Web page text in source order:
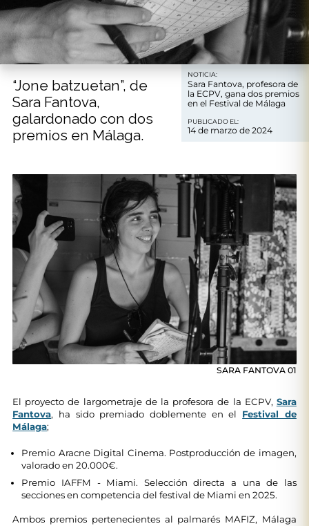
NOTICIA:
Sara Fantova, profesora de
la ECPV, gana dos premios
en el Festival de Málaga
PUBLICADO EL:
14 de marzo de 2024
“Jone batzuetan”, de
Sara Fantova,
galardonado con dos
premios en Málaga.
SARA FANTOVA 01
El proyecto de largometraje de la profesora de la ECPV, Sara
Fantova, ha sido premiado doblemente en el Festival de
Málaga;
Premio Aracne Digital Cinema. Postproducción de imagen,
valorado en 20.000€.
Premio IAFFM - Miami. Selección directa a una de las
secciones en competencia del festival de Miami en 2025.
Ambos premios pertenecientes al palmarés MAFIZ, Málaga